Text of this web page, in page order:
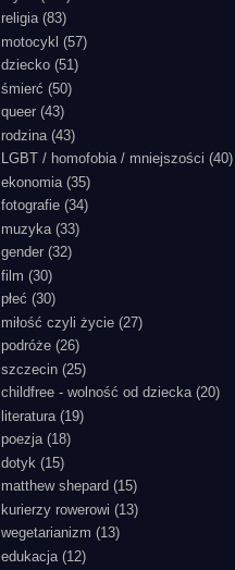
religia (83)
motocykl (57)
dziecko (51)
śmierć (50)
queer (43)
rodzina (43)
LGBT / homofobia / mniejszości (40)
ekonomia (35)
fotografie (34)
muzyka (33)
gender (32)
film (30)
płeć (30)
miłość czyli życie (27)
podróże (26)
szczecin (25)
childfree - wolność od dziecka (20)
literatura (19)
poezja (18)
dotyk (15)
matthew shepard (15)
kurierzy rowerowi (13)
wegetarianizm (13)
edukacja (12)